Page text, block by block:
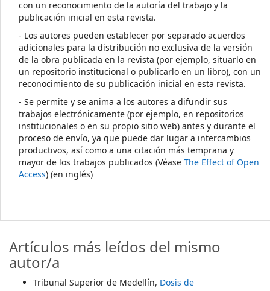
con un reconocimiento de la autoría del trabajo y la
publicación inicial en esta revista.
- Los autores pueden establecer por separado acuerdos
adicionales para la distribución no exclusiva de la versión
de la obra publicada en la revista (por ejemplo, situarlo en
un repositorio institucional o publicarlo en un libro), con un
reconocimiento de su publicación inicial en esta revista.
- Se permite y se anima a los autores a difundir sus
trabajos electrónicamente (por ejemplo, en repositorios
institucionales o en su propio sitio web) antes y durante el
proceso de envío, ya que puede dar lugar a intercambios
productivos, así como a una citación más temprana y
mayor de los trabajos publicados (Véase The Effect of Open
Access) (en inglés)
Artículos más leídos del mismo
autor/a
Tribunal Superior de Medellín, Dosis de